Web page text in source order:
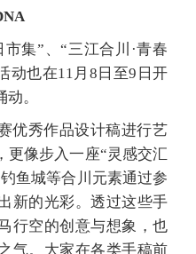
集”、“三江合川·青春
动也在11月8日至9日开
。
优秀作品设计稿进行艺
更像步入一座“灵感交汇
鱼城等合川元素通过参
新的光彩。透过这些手
行空的创意与想象，也
气。大家在各类手稿前